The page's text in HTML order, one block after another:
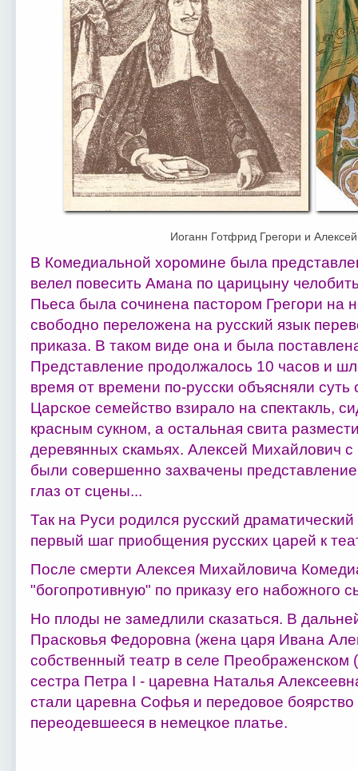
Иоганн Готфрид Грегори и
В Комедиальной хоромине была
велел повесить Амана по царицыну
Пьеса была сочинена пастором Грегори на
свободно переложена на русский язык
приказа. В таком виде она и была
Представление продолжалось 10 часов и
время от времени по-русски объясняли суть
Царское семейство взирало на спектакль,
красным сукном, а остальная свита
деревянных скамьях. Алексей Михайлович
были совершенно захвачены
глаз от сцены...
Так на Руси родился русский
первый шаг приобщения русских царей к
После смерти Алексея Михайловича
"богопротивную" по приказу его набожного
Но плоды не замедлили сказаться. В
Прасковья Федоровна (жена царя Ивана
собственный театр в селе Преображенском
сестра Петра I - царевна Наталья
стали царевна Софья и передовое
переодевшееся в немецкое платье.